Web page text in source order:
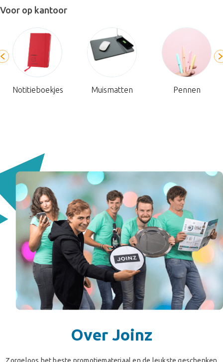
Voor op kantoor
Notitieboekjes Muismatten Pennen
Over Joinz
Zorgeloos het beste promotiemateriaal en de leukste geschenken